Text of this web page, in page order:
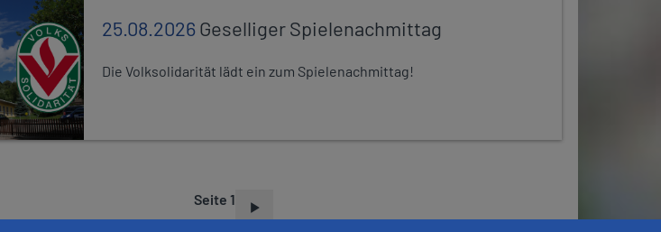
25.08.2026Geselliger Spielenachmittag
Die Volksolidarität lädt ein zum Spielenachmittag!
Seite 1